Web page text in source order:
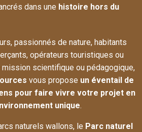
dans une histoire hors du
passionnés de nature, habitants
opérateurs touristiques ou
scientifique ou pédagogique,
vous propose un éventail de
pour faire vivre votre projet en
unique.
naturels wallons, le Parc naturel